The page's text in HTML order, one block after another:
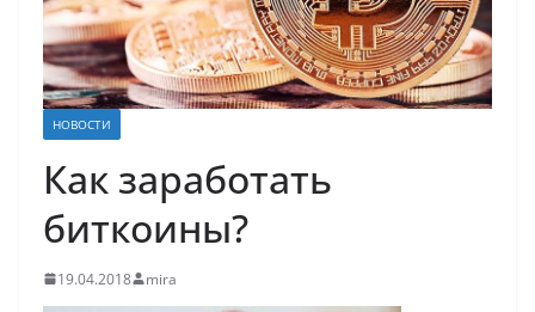
НОВОСТИ
Как заработать
биткоины?
19.04.2018 mira